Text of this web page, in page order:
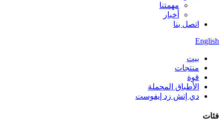
مهمتنا
أخبار
اتصل بنا
English
بيت
منتجات
قوة
الأطباق المحملة
دي إتش زد إيفوست
فئات